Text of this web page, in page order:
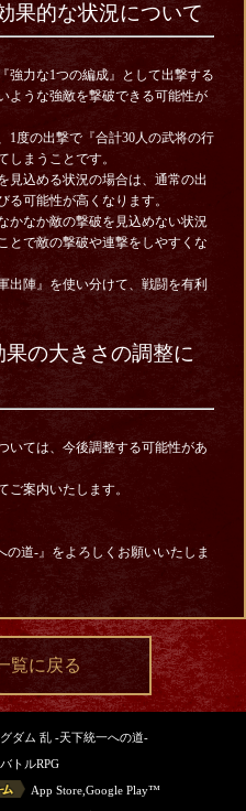
果的な状況について
強力な1つの編成』として出撃する
ような強敵を撃破できる可能性が
1度の出撃で『合計30人の武将の行
しまうことです。
見込める状況の場合は、通常の出
可能性が高くなります。
かなか敵の撃破を見込めない状況
とで敵の撃破や連撃をしやすくな
出陣』を使い分けて、戦闘を有利
の大きさの調整に
いては、今後調整する可能性があ
案内いたします。
道-』をよろしくお願いいたしま
覧に戻る
ダム 乱 -天下統一への道-
トルRPG
App Store,Google Play™